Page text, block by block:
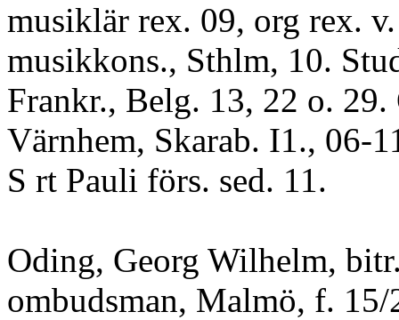
musiklär rex. 09, org rex.
musikkons., Sthlm, 10.
Frankr., Belg. 13, 22 o. 29.
Värnhem, Skarab. I1., 06-
S rt Pauli förs. sed. 11.
Oding, Georg Wilhelm,
ombudsman, Malmö, f.